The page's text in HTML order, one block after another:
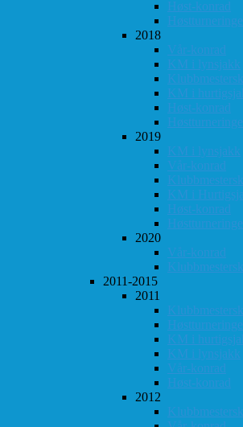
Høst-konrad
2018
Vår-konrad
KM i lynsjakk
KM i
Høst-konrad
2019
KM i lynsjakk
Vår-konrad
KM i
Høst-konrad
2020
Vår-konrad
2011-2015
2011
KM i
KM i lynsjakk
Vår-konrad
Høst-konrad
2012